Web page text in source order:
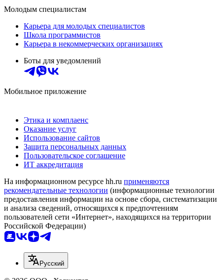
Молодым специалистам
Карьера для молодых специалистов
Школа программистов
Карьера в некоммерческих организациях
Боты для уведомлений
Мобильное приложение
Этика и комплаенс
Оказание услуг
Использование сайтов
Защита персональных данных
Пользовательское соглашение
ИТ аккредитация
На информационном ресурсе hh.ru применяются
рекомендательные технологии (информационные технологии
предоставления информации на основе сбора, систематизации
и анализа сведений, относящихся к предпочтениям
пользователей сети «Интернет», находящихся на территории
Российской Федерации)
Русский